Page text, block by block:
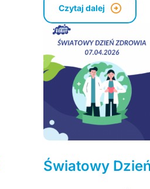
Czytaj dalej
Światowy